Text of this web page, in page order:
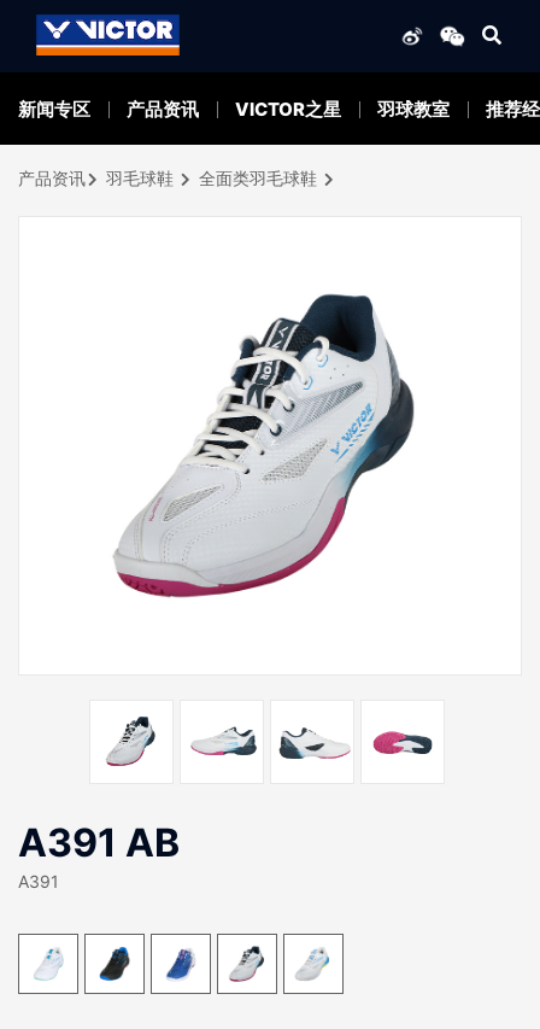
新闻专区 产品资讯 VICTOR之星 羽球教室 推荐
产品资讯 羽毛球鞋 全面类羽毛球鞋
A391 AB
A391